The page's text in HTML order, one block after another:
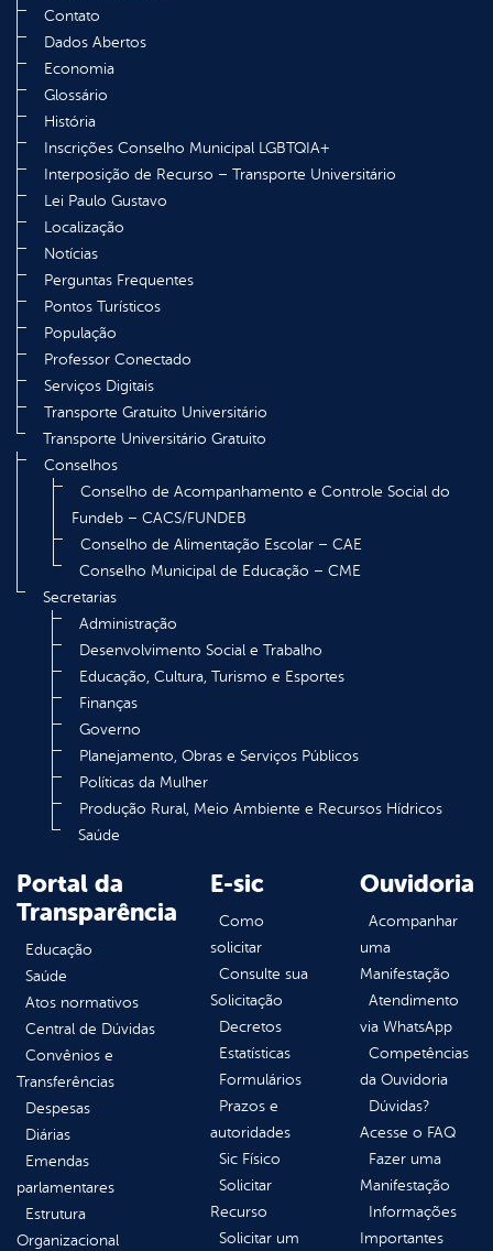
Contato
Dados Abertos
Economia
Glossário
História
Inscrições Conselho Municipal LGBTQIA+
Interposição de Recurso – Transporte Universitário
Lei Paulo Gustavo
Localização
Notícias
Perguntas Frequentes
Pontos Turísticos
População
Professor Conectado
Serviços Digitais
Transporte Gratuito Universitário
Transporte Universitário Gratuito
Conselhos
Conselho de Acompanhamento e Controle Social do
Fundeb – CACS/FUNDEB
Conselho de Alimentação Escolar – CAE
Conselho Municipal de Educação – CME
Secretarias
Administração
Desenvolvimento Social e Trabalho
Educação, Cultura, Turismo e Esportes
Finanças
Governo
Planejamento, Obras e Serviços Públicos
Políticas da Mulher
Produção Rural, Meio Ambiente e Recursos Hídricos
Saúde
Portal da
Transparência
Educação
Saúde
Atos normativos
Central de Dúvidas
Convênios e
Transferências
Despesas
Diárias
Emendas
parlamentares
Estrutura
Organizacional
E-sic
Como
solicitar
Consulte sua
Solicitação
Decretos
Estatísticas
Formulários
Prazos e
autoridades
Sic Físico
Solicitar
Recurso
Solicitar um
Ouvidoria
Acompanhar
uma
Manifestação
Atendimento
via WhatsApp
Competências
da Ouvidoria
Dúvidas?
Acesse o FAQ
Fazer uma
Manifestação
Informações
Importantes